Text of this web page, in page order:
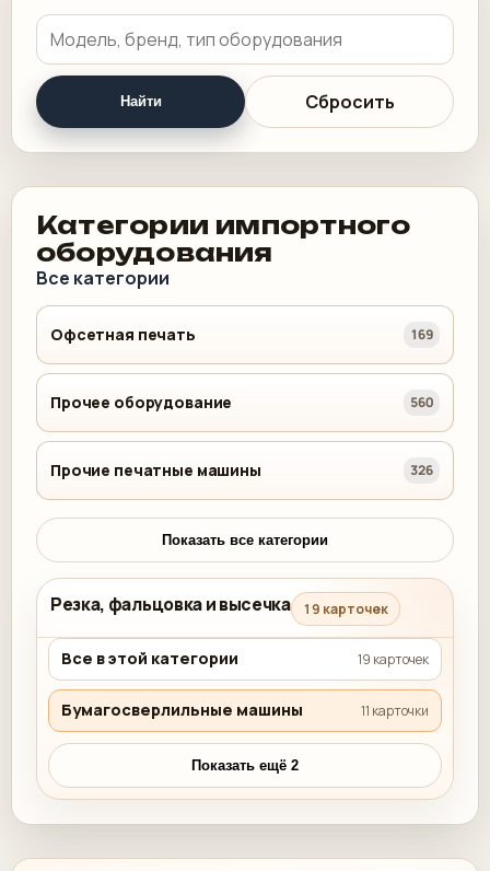
Найти Сбросить
Категории импортного
оборудования
Все категории
Офсетная печать 169
Прочее оборудование 560
Прочие печатные машины 326
Показать все категории
Резка, фальцовка и высечка 19 карточек
Все в этой категории 19 карточек
Бумагосверлильные машины 11 карточки
Показать ещё 2